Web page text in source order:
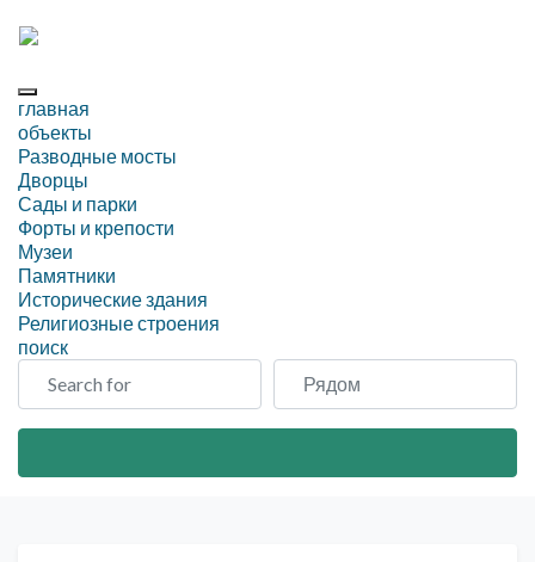
главная
объекты
Разводные мосты
Дворцы
Сады и парки
Форты и крепости
Музеи
Памятники
Исторические здания
Религиозные строения
поиск
Search for
Рядом